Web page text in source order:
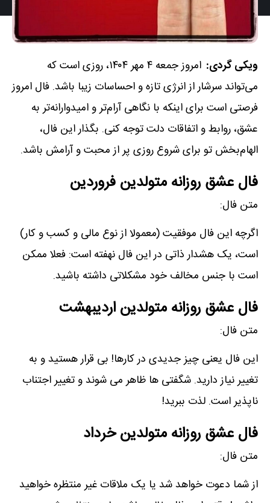
ویکی گردی:
امروز جمعه ۴ مهر ۱۴۰۴، روزی است که
می‌تواند سرشار از انرژی تازه و احساسات زیبا باشد. فال امروز
فرصتی است برای اینکه با نگاهی آرام‌تر و امیدوارانه‌تر به
عشق، روابط و اتفاقات دلت توجه کنی. بگذار این فال،
الهام‌بخش تو برای شروع روزی پر از محبت و آرامش باشد.
فال عشق روزانه متولدین فروردین
متن فال:
اگرچه این فال موفقیت (معمولا از نوع مالی و کسب و کار)
است، یک ھشدار ذاتی در این فال نھفته است: فعلا ممکن
است با جنس مخالف خود مشکلاتی داشته باشید.
فال عشق روزانه متولدین اردیبهشت
متن فال:
این فال یعنی چیز جدیدی در کارھا! بی قرار ھستید و به
تغییر نیاز دارید. شگفتی ھا ظاھر می شوند و تغییر اجتناب
ناپذیر است. لذت ببرید!
فال عشق روزانه متولدین خرداد
متن فال:
از شما دعوت خواھد شد یا یک ملاقات غیر منتظره خواھید